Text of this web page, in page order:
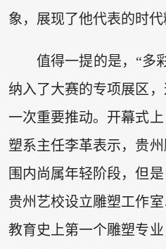
象，展现了他代表的时代
值得一提的是，“多
纳入了大赛的专项展区
一次重要推动。开幕式
塑系主任李革表示，贵
围内尚属年轻阶段，但
贵州艺校设立雕塑工作
教育史上第一个雕塑专